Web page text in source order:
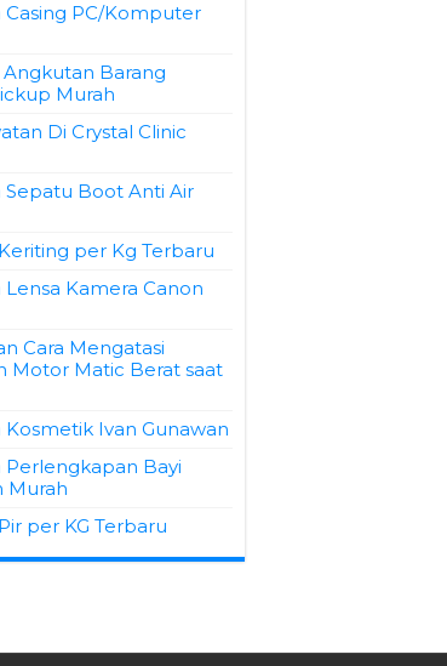
Casing PC/Komputer
Barang
Murah
Di Crystal Clinic
Sepatu Boot Anti Air
per Kg Terbaru
Kamera Canon
Cara Mengatasi
Motor Matic Berat saat
Ivan Gunawan
Perlengkapan Bayi
Murah
per KG Terbaru